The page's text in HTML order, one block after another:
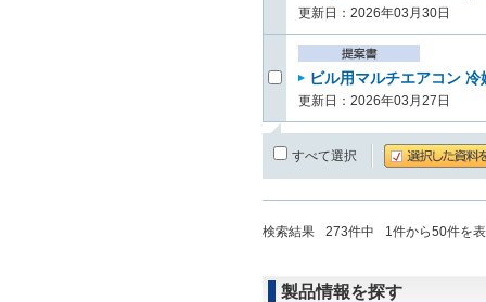
更新日：2026年03月30日
ビル用マルチエアコン
更新日：2026年03月27日
すべて選択
検索結果 273件中 1件から50件を
製品情報を探す